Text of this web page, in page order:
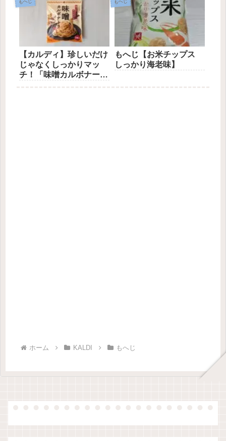
もへじ
【カルディ】珍しいだけ
じゃなくしっかりマッ
チ！「味噌カルボナー
もへじ
もへじ【お米チップス
しっかり海老味】
ホーム KALDI もへじ